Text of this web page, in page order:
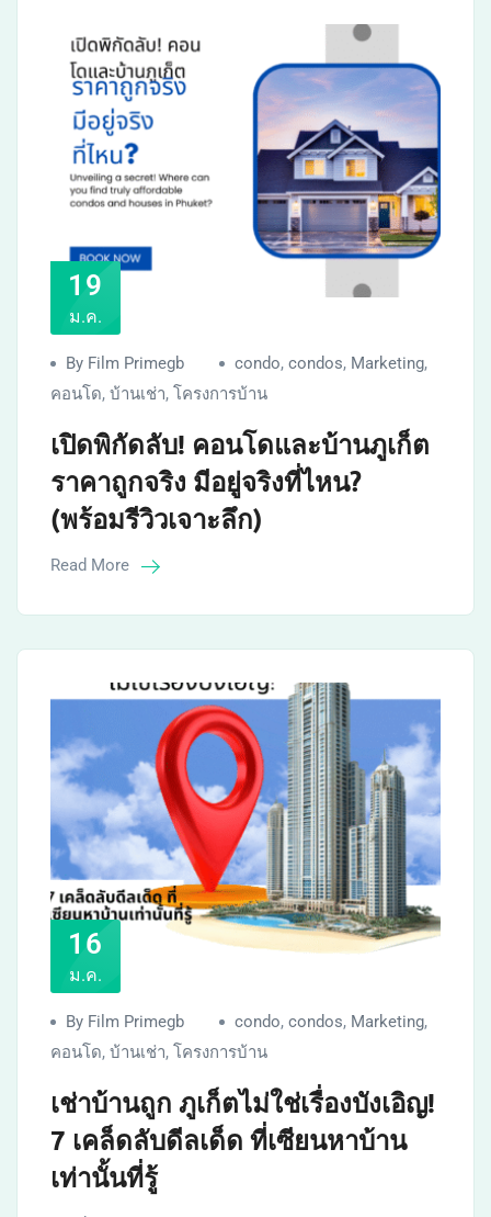
19
ม.ค.
By Film Primegb condo, condos, Marketing,
คอนโด, บ้านเช่า, โครงการบ้าน
เปิดพิกัดลับ! คอนโดและบ้านภูเก็ต
ราคาถูกจริง มีอยู่จริงที่ไหน?
(พร้อมรีวิวเจาะลึก)
Read More
16
ม.ค.
By Film Primegb condo, condos, Marketing,
คอนโด, บ้านเช่า, โครงการบ้าน
เช่าบ้านถูก ภูเก็ตไม่ใช่เรื่องบังเอิญ!
7 เคล็ดลับดีลเด็ด ที่เซียนหาบ้าน
เท่านั้นที่รู้